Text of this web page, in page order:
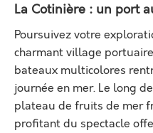
La Cotinière : un port
Poursuivez votre
charmant village
bateaux multicolores
journée en mer. Le long
plateau de fruits de mer
profitant du spectacle